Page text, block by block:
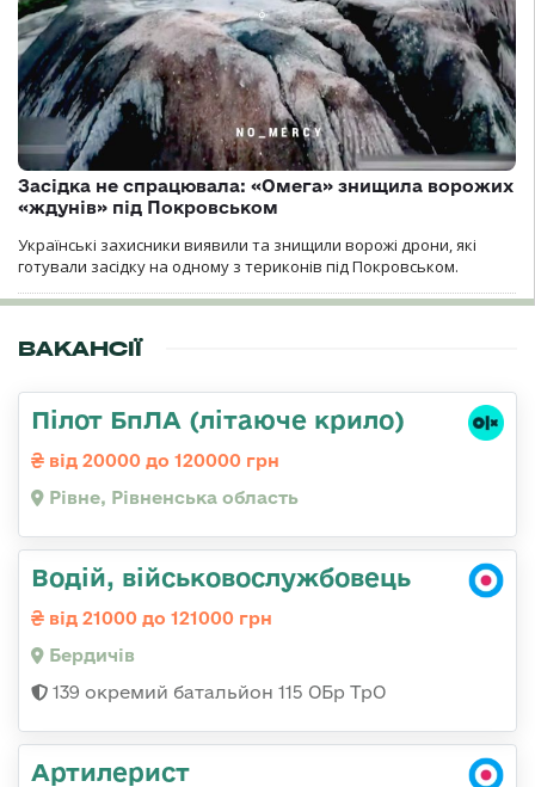
Засідка не спрацювала: «Омега» знищила ворожих
«ждунів» під Покровськом
Українські захисники виявили та знищили ворожі дрони, які
готували засідку на одному з териконів під Покровськом.
ВАКАНСІЇ
Пілот БпЛА (літаюче крило)
від 20000 до 120000 грн
Рівне, Рівненська область
Водій, військовослужбовець
від 21000 до 121000 грн
Бердичів
139 окремий батальйон 115 ОБр ТрО
Артилерист